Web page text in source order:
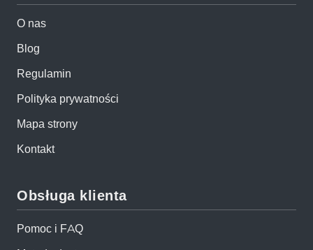
O nas
Blog
Regulamin
Polityka prywatności
Mapa strony
Kontakt
Obsługa klienta
Pomoc i FAQ